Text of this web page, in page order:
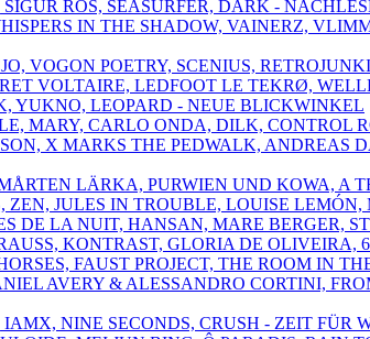
ROS, SEASURFER, DARK -
IN THE SHADOW, VAINERZ,
VOGON POETRY, SCENIUS,
VOLTAIRE, LEDFOOT LE TEKRØ,
YUKNO, LEOPARD - NEUE BLICKWINKEL
MARY, CARLO ONDA, DILK, CONTROL
X MARKS THE PEDWALK,
LÄRKA, PURWIEN UND KOWA, A
ZEN, JULES IN TROUBLE, LOUISE
DE LA NUIT, HANSAN, MARE BERGER,
KONTRAST, GLORIA DE OLIVEIRA,
FAUST PROJECT, THE ROOM IN
AVERY & ALESSANDRO CORTINI,
NINE SECONDS, CRUSH - ZEIT FÜR